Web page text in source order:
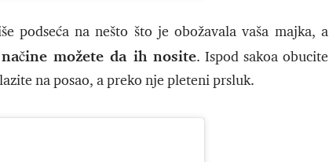
podseća na nešto što je obožavala vaša majka, a
možete da ih nosite. Ispod sakoa obucite
na posao, a preko nje pleteni prsluk.